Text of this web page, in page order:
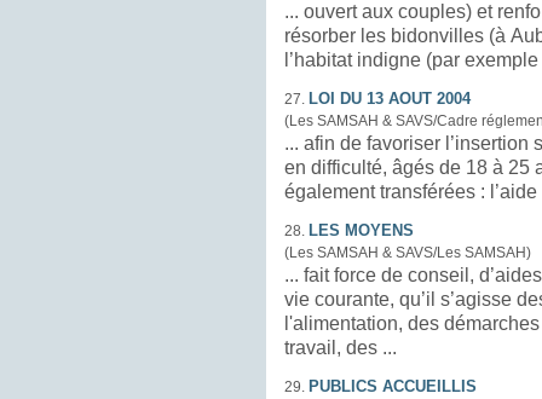
... ouvert aux couples) et
résorber les bidonvilles (à
27. LOI DU 13 AOUT 2004
(Les SAMSAH & SAVS/Cadre
... afin de favoriser
en difficulté, âgés de 18 à 25 ans D’autres
également
28. LES MOYENS
(Les SAMSAH & SAVS/Les SAMSAH)
... fait force de conseil,
vie courante, qu’il s’agisse
l'alimentation, des
travail, des ...
29. PUBLICS ACCUEILLIS